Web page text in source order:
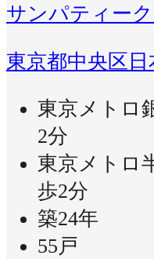
サンパティー
東京都中央区
東京メトロ
2分
東京メトロ
歩2分
築24年
55戸